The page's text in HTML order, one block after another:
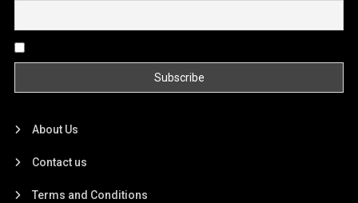
About Us
Contact us
Terms and Conditions